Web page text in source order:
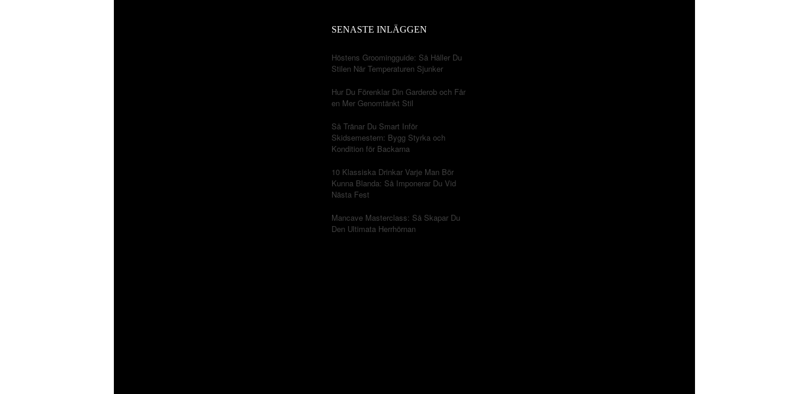
SENASTE INLÄGGEN
Höstens Groomingguide: Så Håller Du
Stilen När Temperaturen Sjunker
Hur Du Förenklar Din Garderob och Får
en Mer Genomtänkt Stil
Så Tränar Du Smart Inför
Skidsemestern: Bygg Styrka och
Kondition för Backarna
10 Klassiska Drinkar Varje Man Bör
Kunna Blanda: Så Imponerar Du Vid
Nästa Fest
Mancave Masterclass: Så Skapar Du
Den Ultimata Herrhörnan